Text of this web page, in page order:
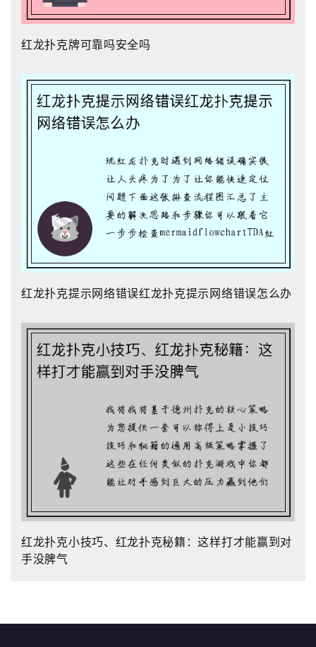
红龙扑克牌可靠吗安全吗
红龙扑克提示网络错误红龙扑克提示网络错误怎么办
红龙扑克小技巧、红龙扑克秘籍：这样打才能赢到对
手没脾气